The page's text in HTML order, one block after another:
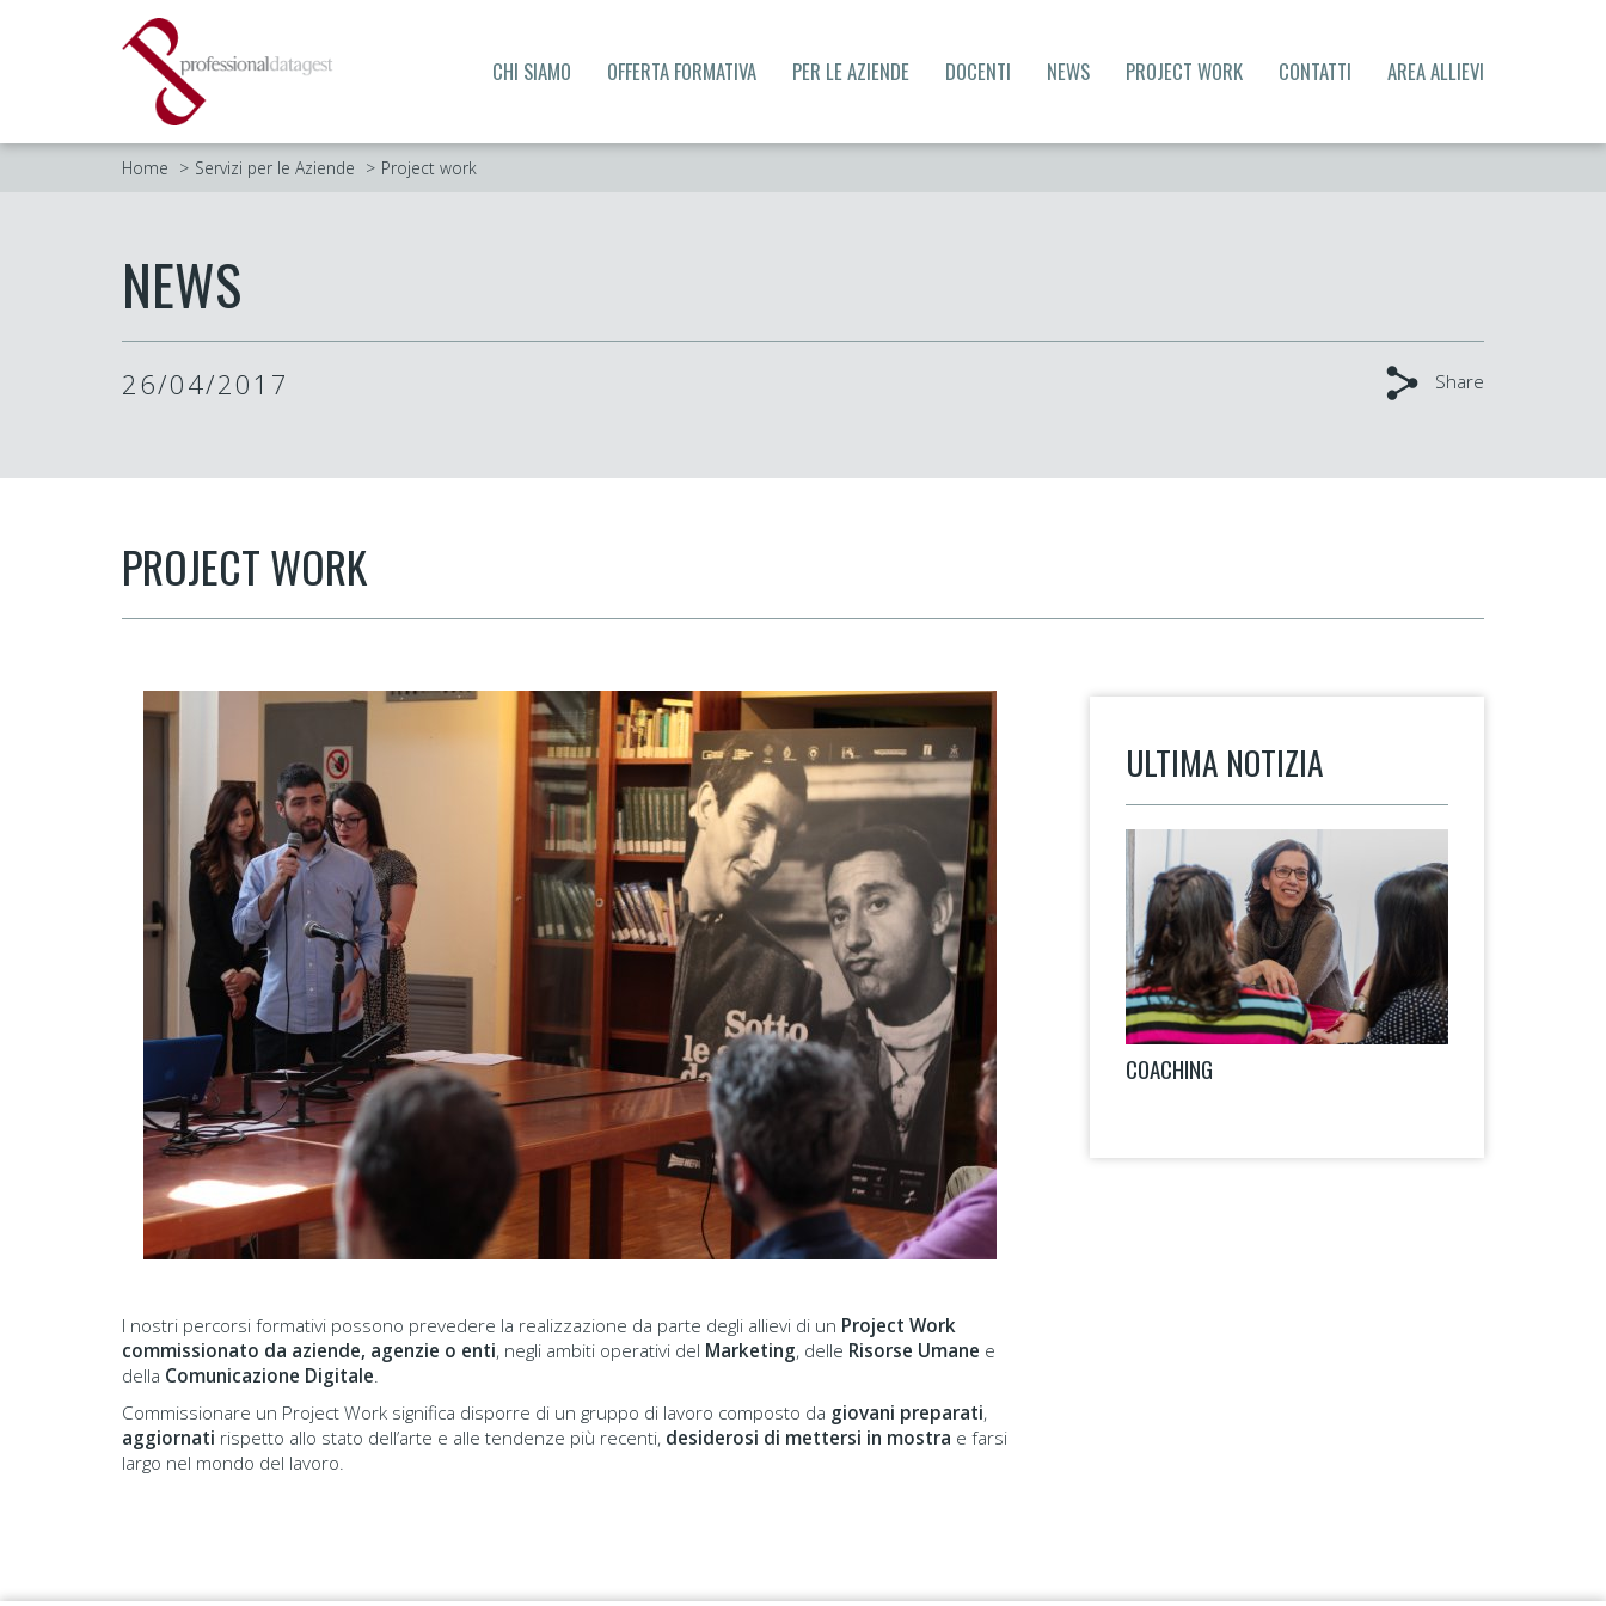
CHI SIAMO OFFERTA FORMATIVA PER LE AZIENDE DOCENTI NEWS PROJECT WORK CONTATTI AREA ALLIEVI
Home Servizi per le Aziende Project work
NEWS
26/04/2017 Share
PROJECT WORK
I nostri percorsi formativi possono prevedere la realizzazione da parte degli allievi di un Project Work
commissionato da aziende, agenzie o enti, negli ambiti operativi del Marketing, delle Risorse Umane e
della Comunicazione Digitale.
Commissionare un Project Work significa disporre di un gruppo di lavoro composto da giovani preparati,
aggiornati rispetto allo stato dell’arte e alle tendenze più recenti, desiderosi di mettersi in mostra e farsi
largo nel mondo del lavoro.
ULTIMA NOTIZIA
COACHING